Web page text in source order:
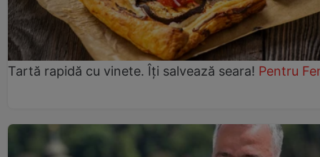
Tartă rapidă cu vinete. Îți salvează seara! Pentru